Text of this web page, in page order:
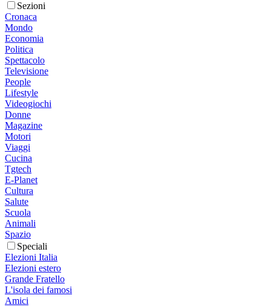
Sezioni
Cronaca
Mondo
Economia
Politica
Spettacolo
Televisione
People
Lifestyle
Videogiochi
Donne
Magazine
Motori
Viaggi
Cucina
Tgtech
E-Planet
Cultura
Salute
Scuola
Animali
Spazio
Speciali
Elezioni Italia
Elezioni estero
Grande Fratello
L'isola dei famosi
Amici